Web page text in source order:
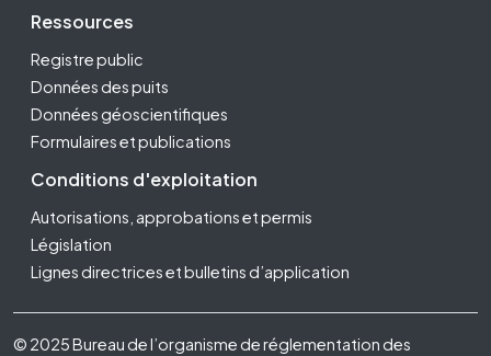
Ressources
Registre public
Données des puits
Données géoscientifiques
Formulaires et publications
Conditions d'exploitation
Autorisations, approbations et permis
Législation
Lignes directrices et bulletins d’application
Footer Fifth
© 2025 Bureau de l’organisme de réglementation des